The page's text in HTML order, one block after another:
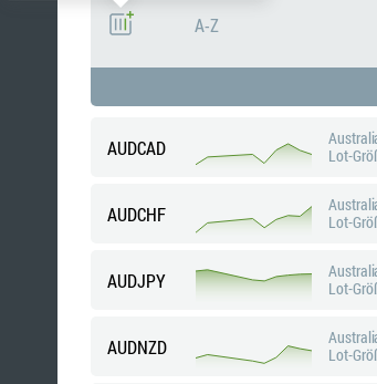
Typische Differenz
Swap-Short
A-Z
AUDCAD
Lot-
AUDCHF
Lot-
AUDJPY
Lot-
AUDNZD
Lot-